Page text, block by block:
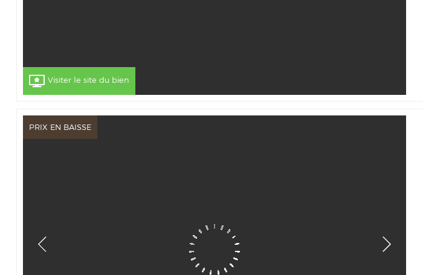
Visiter le site du bien
PRIX EN BAISSE